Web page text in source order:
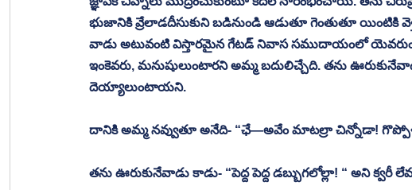
భుజానికి వ్రేలాడదీసుకుని బడినుండి ఆడుతూ గెంతుతూ యింటికి
వాడు అటువంటి విస్తారమైన గేటడ్ నివాస సముదాయంలో
ఇంకెవరు, మనుషులుంటారని అమ్మ బదులిచ్చేది. తను
దెయ్యాలుంటాయని.
దానికి అమ్మ నవ్వుతూ అనేది- “ఛే—అవేం మాటల్రా చిన్నోడా!
తను ఊరుకునేవాడు కాడు- “పెద్ద పెద్ద డబ్బుగలోల్లా! “ అని క్వరీ